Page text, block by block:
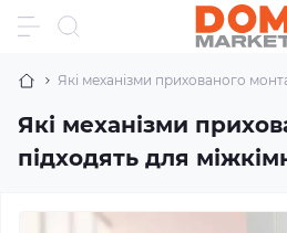
Які механізми прихованого
Які механізми
підходять для